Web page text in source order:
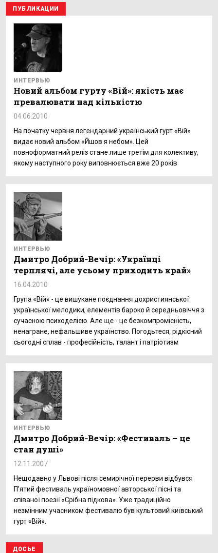
ПУБЛИКАЦИИ
ИНТЕРВЬЮ
Новий альбом гурту «Вій»: якість має
превалювати над кількістю
04.06.2010
На початку червня легендарний український гурт «Вій»
видає новий альбом «Йшов я небом». Цей
повноформатний реліз стане лише третім для колективу,
якому наступного року виповнюється вже 20 років
ИНТЕРВЬЮ
Дмитро Добрий-Вечір: «Українці
терплячі, але усьому приходить край»
16.04.2010
Група «Вій» - це вишукане поєднання дохристиянської
української мелодики, елементів бароко й середньовіччя з
сучасною психоделією. Але ще - це безкомпромісність,
ненагране, нефальшиве українство. Погодьтеся, рідкісний
сьогодні сплав - професійність, талант і патріотизм
ИНТЕРВЬЮ
Дмитро Добрий-Вечір: «Фестиваль – це
стан душі»
12.11.2007
Нещодавно у Львові після семирічної перерви відбувся
П’ятий фестиваль україномовної авторської пісні та
співаної поезії «Срібна підкова». Уже традиційно
незмінним учасником фестивалю був культовий київський
гурт «Вій».
ДОСЬЕ